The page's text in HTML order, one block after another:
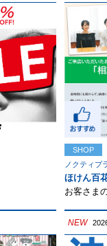
SHOP
ノクティプ
ほけん百
お客さま
NEW